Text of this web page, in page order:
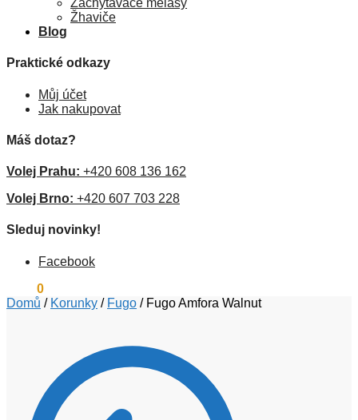
Zachytávače melasy
Žhaviče
Blog
Praktické odkazy
Můj účet
Jak nakupovat
Máš dotaz?
Volej Prahu: +420 608 136 162
Volej Brno: +420 607 703 228
Sleduj novinky!
Facebook
0
Domů / Korunky / Fugo / Fugo Amfora Walnut